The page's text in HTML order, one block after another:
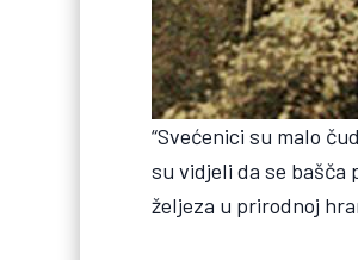
“Svećenici su malo
su vidjeli da se
željeza u prirodnoj